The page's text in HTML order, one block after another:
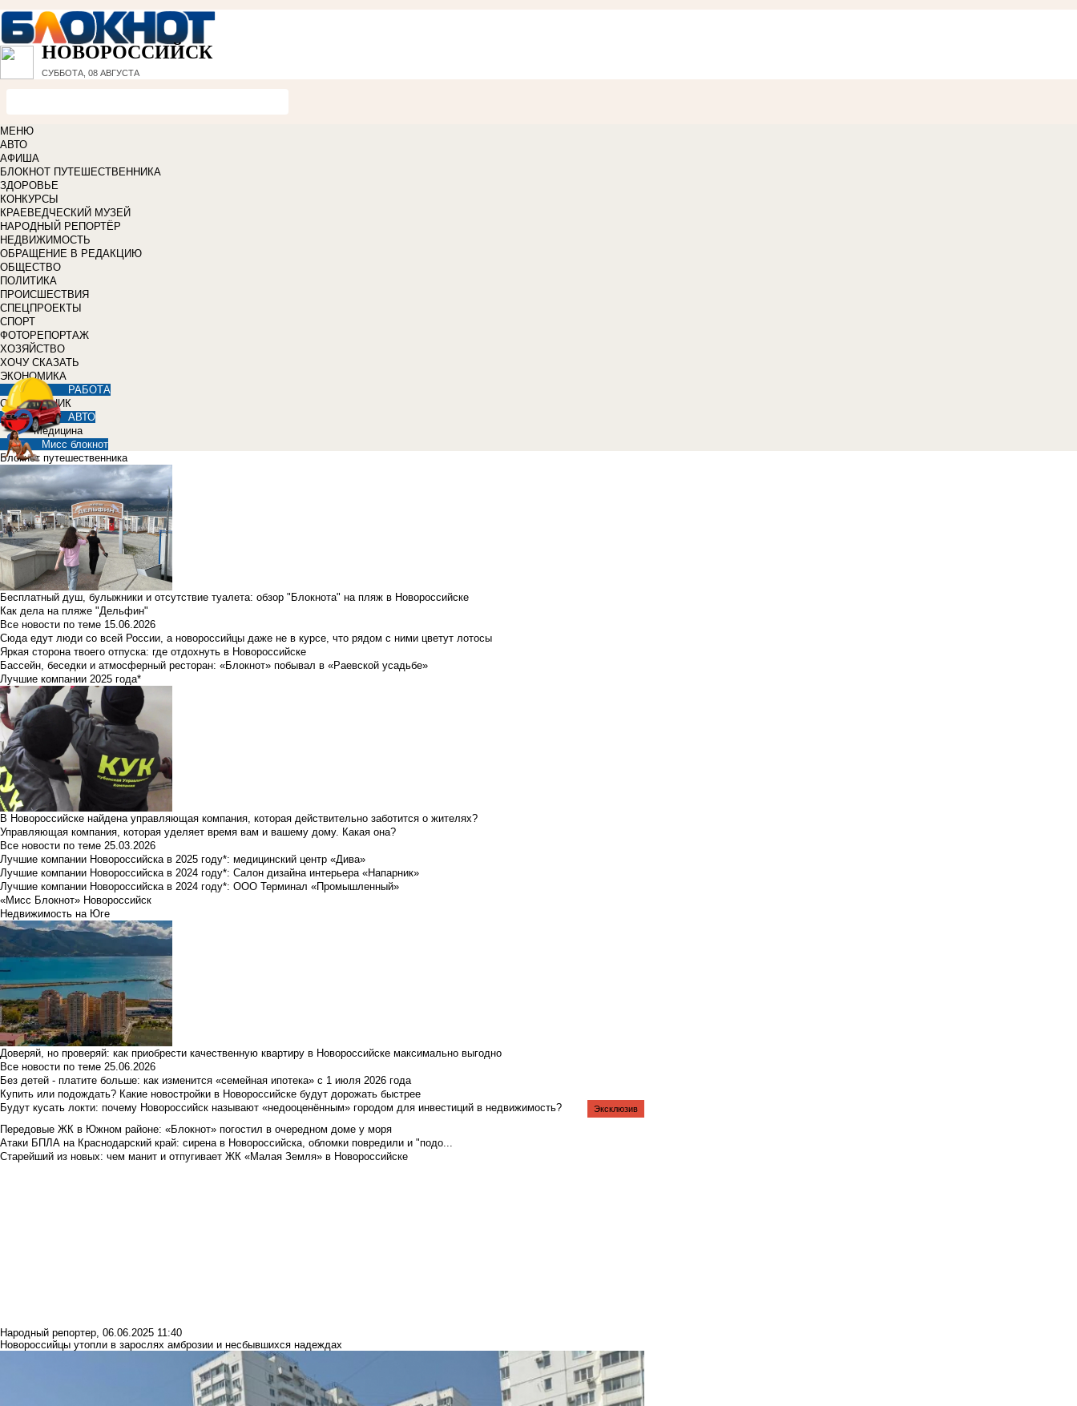
НОВОРОССИЙСК
СУББОТА, 08 АВГУСТА
МЕНЮ
АВТО
АФИША
БЛОКНОТ ПУТЕШЕСТВЕННИКА
ЗДОРОВЬЕ
КОНКУРСЫ
КРАЕВЕДЧЕСКИЙ МУЗЕЙ
НАРОДНЫЙ РЕПОРТЁР
НЕДВИЖИМОСТЬ
ОБРАЩЕНИЕ В РЕДАКЦИЮ
ОБЩЕСТВО
ПОЛИТИКА
ПРОИСШЕСТВИЯ
СПЕЦПРОЕКТЫ
СПОРТ
ФОТОРЕПОРТАЖ
ХОЗЯЙСТВО
ХОЧУ СКАЗАТЬ
ЭКОНОМИКА
РАБОТА
СПРАВОЧНИК
АВТО
Медицина
Мисс блокнот
Блокнот путешественника
Бесплатный душ, булыжники и отсутствие туалета: обзор "Блокнота" на пляж в Новороссийске
Как дела на пляже "Дельфин"
Все новости по теме 15.06.2026
Сюда едут люди со всей России, а новороссийцы даже не в курсе, что рядом с ними цветут лотосы
Яркая сторона твоего отпуска: где отдохнуть в Новороссийске
Бассейн, беседки и атмосферный ресторан: «Блокнот» побывал в «Раевской усадьбе»
Лучшие компании 2025 года*
В Новороссийске найдена управляющая компания, которая действительно заботится о жителях?
Управляющая компания, которая уделяет время вам и вашему дому. Какая она?
Все новости по теме 25.03.2026
Лучшие компании Новороссийска в 2025 году*: медицинский центр «Дива»
Лучшие компании Новороссийска в 2024 году*: Салон дизайна интерьера «Напарник»
Лучшие компании Новороссийска в 2024 году*: ООО Терминал «Промышленный»
«Мисс Блокнот» Новороссийск
Недвижимость на Юге
Доверяй, но проверяй: как приобрести качественную квартиру в Новороссийске максимально выгодно
Все новости по теме 25.06.2026
Без детей - платите больше: как изменится «семейная ипотека» с 1 июля 2026 года
Купить или подождать? Какие новостройки в Новороссийске будут дорожать быстрее
Будут кусать локти: почему Новороссийск называют «недооценённым» городом для инвестиций в недвижимость?
Передовые ЖК в Южном районе: «Блокнот» погостил в очередном доме у моря
Атаки БПЛА на Краснодарский край: сирена в Новороссийска, обломки повредили и "подо...
Старейший из новых: чем манит и отпугивает ЖК «Малая Земля» в Новороссийске
Эксклюзив
Народный репортер, 06.06.2025 11:40
Новороссийцы утопли в зарослях амброзии и несбывшихся надеждах